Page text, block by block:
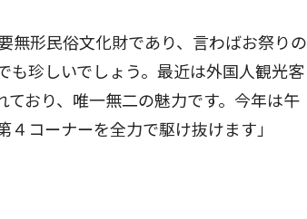
形民俗文化財であり、言わばお祭りの
も珍しいでしょう。最近は外国人観光客
おり、唯一無二の魅力です。今年は午
４コーナーを全力で駆け抜けます」